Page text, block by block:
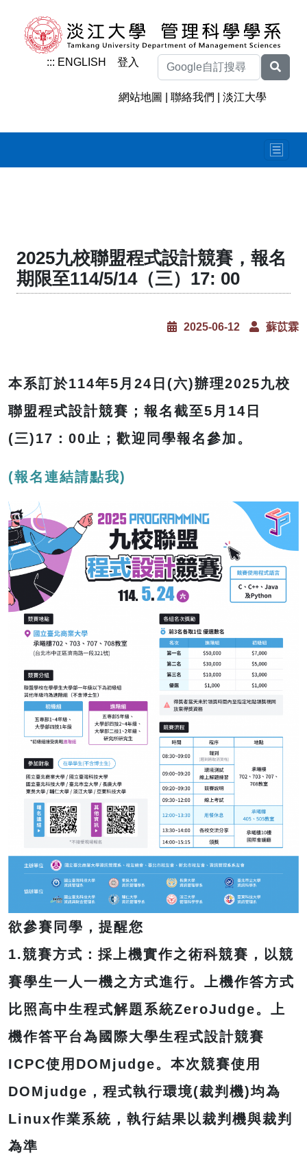
::: ENGLISH 登入
網站地圖 |聯絡我們 |淡江大學
2025九校聯盟程式設計競賽，報名
期限至114/5/14（三）17: 00
2025-06-12 蘇苡霖
本系訂於114年5月24日(六)辦理2025九校
聯盟程式設計競賽；報名截至5月14日
(三)17：00止；歡迎同學報名參加。
(報名連結請點我)
欲參賽同學，提醒您
1.競賽方式：採上機實作之術科競賽，以競
賽學生一人一機之方式進行。上機作答方式
比照高中生程式解題系統ZeroJudge。上
機作答平台為國際大學生程式設計競賽
ICPC使用DOMjudge。本次競賽使用
DOMjudge，程式執行環境(裁判機)均為
Linux作業系統，執行結果以裁判機與裁判
為準